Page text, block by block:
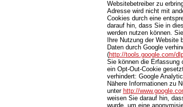
Websitebetreiber zu
Adresse wird nicht mit
Cookies durch eine
darauf hin, dass Sie in
werden nutzen können.
Ihre Nutzung der
Daten durch Google
(http://tools.google.com/
Sie können die Erfassung
ein Opt-Out-Cookie
verhindert: Google
Nähere Informationen zu
unter http://
weisen Sie darauf hin,
wurde, um eine